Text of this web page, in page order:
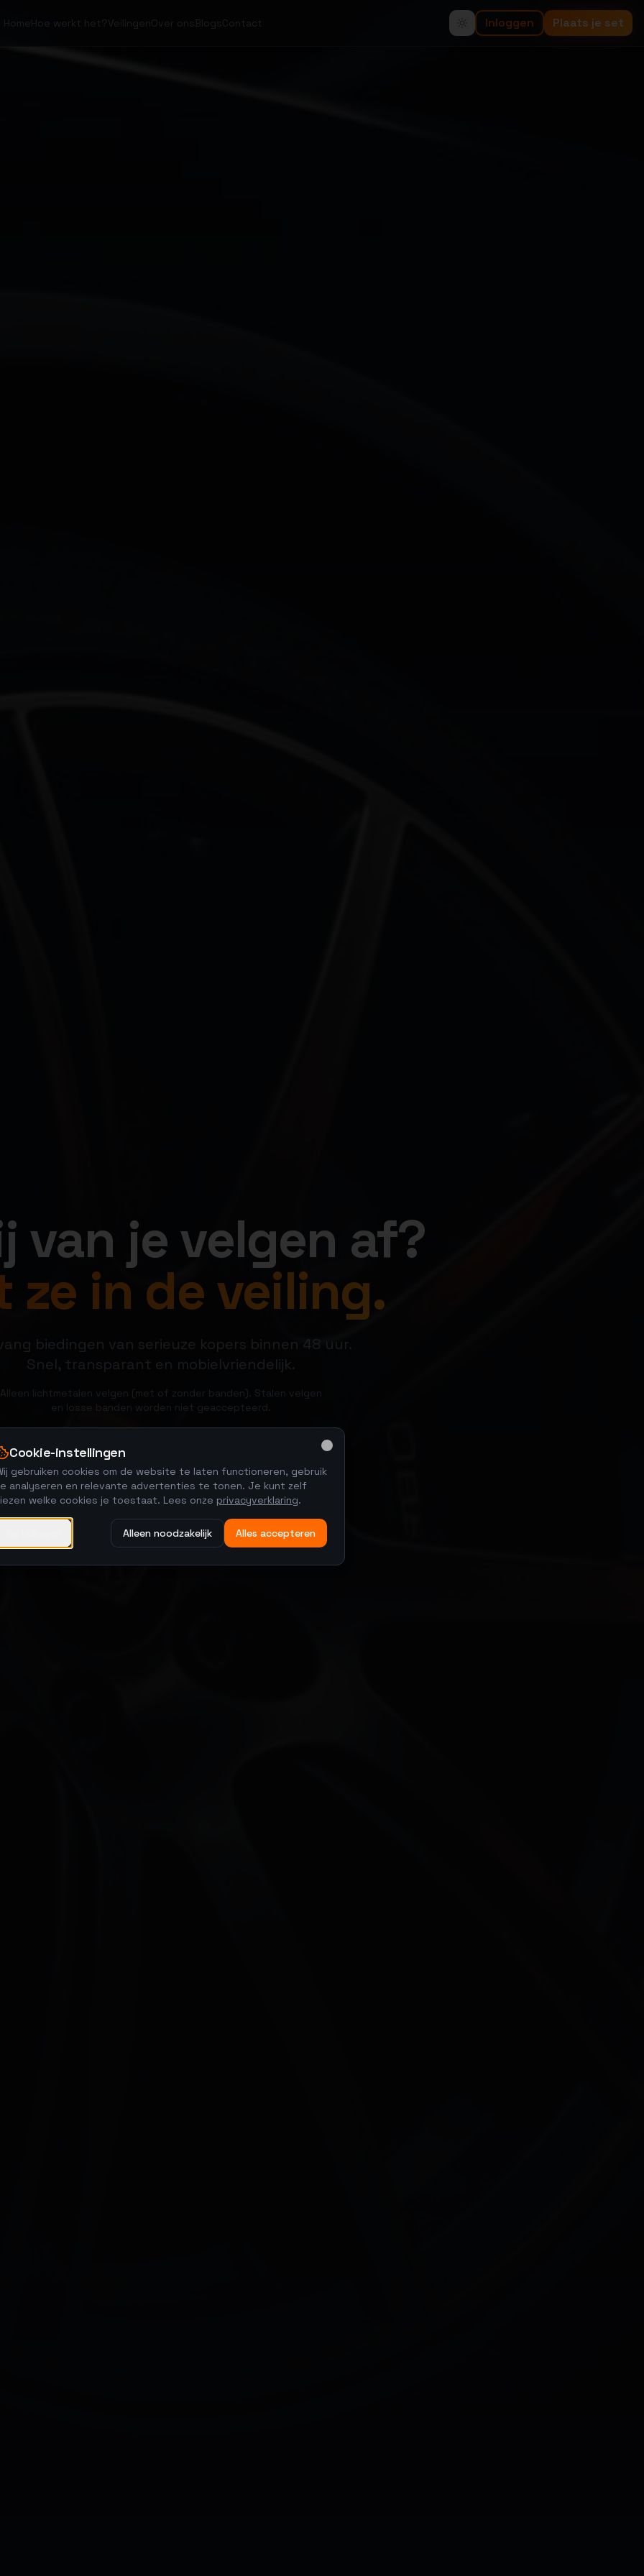
HomeHoe werkt het?VeilingenOver ons Blogs Contact Inloggen Plaats je set
van je velgen af?
ze in de veiling.
biedingen van serieuze kopers binnen 48 uur.
Snel, transparant en mobielvriendelijk.
Alleen lichtmetalen velgen (met of zonder banden). Stalen velgen
en losse banden worden niet geaccepteerd.
Verkoop je velgen
Cookie-instellingen
gebruiken cookies om de website te laten functioneren, gebruik
analyseren en relevante advertenties te tonen. Je kunt zelf
welke cookies je toestaat. Lees onze privacyverklaring.
Alleen noodzakelijk Alles accepteren